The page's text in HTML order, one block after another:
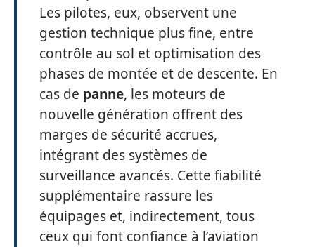
Les pilotes, eux, observent une
gestion technique plus fine, entre
contrôle au sol et optimisation des
phases de montée et de descente. En
cas de panne, les moteurs de
nouvelle génération offrent des
marges de sécurité accrues,
intégrant des systèmes de
surveillance avancés. Cette fiabilité
supplémentaire rassure les
équipages et, indirectement, tous
ceux qui font confiance à l’aviation